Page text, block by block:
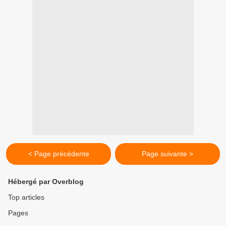
< Page précédente Page suivante >
Hébergé par Overblog
Top articles
Pages